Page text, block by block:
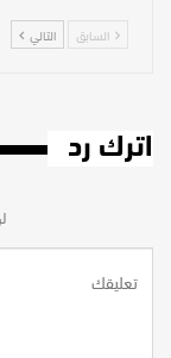
السابق التالي
اترك رد